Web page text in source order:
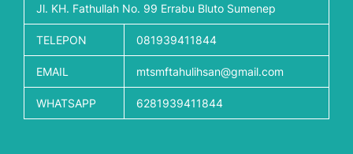
Jl. KH. Fathullah No. 99 Errabu Bluto Sumenep
TELEPON 081939411844
EMAIL mtsmftahulihsan@gmail.com
WHATSAPP 6281939411844